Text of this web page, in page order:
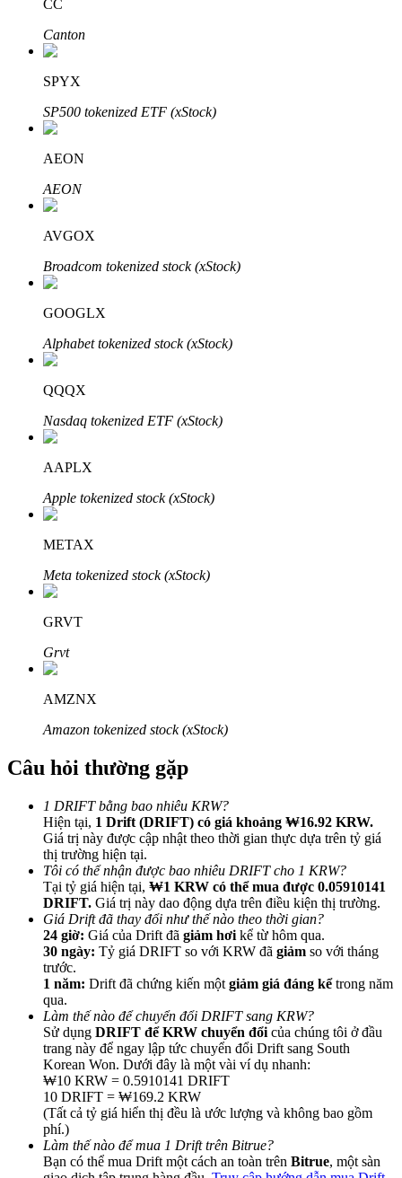
Đầu tư cố định và quản lý tài chính
Tận hưởng việc quản lý tài chính hiện tại và thu nhập lâu dài
Bitrue
Đối tác Bitrue
Đối tác Bitrue
Lên đến 65% hoa hồng!
Giới thiệu
Mời một người bạn để nhận phần thưởng tiền mặt
Deposit CASHCAT & Win
CC
Canton
SPYX
SP500 tokenized ETF (xStock)
AEON
AEON
AVGOX
Broadcom tokenized stock (xStock)
GOOGLX
Alphabet tokenized stock (xStock)
QQQX
Nasdaq tokenized ETF (xStock)
AAPLX
Apple tokenized stock (xStock)
METAX
Meta tokenized stock (xStock)
GRVT
Grvt
AMZNX
Amazon tokenized stock (xStock)
Câu hỏi thường gặp
1 DRIFT bằng bao nhiêu KRW?
Hiện tại, 1 Drift (DRIFT) có giá khoảng ₩16.92 KRW.
Giá trị này được cập nhật theo thời gian thực dựa trên tỷ giá
thị trường hiện tại.
Tôi có thể nhận được bao nhiêu DRIFT cho 1 KRW?
Tại tỷ giá hiện tại, ₩1 KRW có thể mua được 0.05910141
DRIFT. Giá trị này dao động dựa trên điều kiện thị trường.
Giá Drift đã thay đổi như thế nào theo thời gian?
24 giờ: Giá của Drift đã giảm hơi kể từ hôm qua.
30 ngày: Tỷ giá DRIFT so với KRW đã giảm so với tháng
trước.
1 năm: Drift đã chứng kiến một giảm giá đáng kểtrong năm
qua.
Làm thế nào để chuyển đổi DRIFT sang KRW?
Sử dụng DRIFT để KRW chuyển đổi của chúng tôi ở đầu
trang này để ngay lập tức chuyển đổi Drift sang South
Korean Won. Dưới đây là một vài ví dụ nhanh:
₩10 KRW = 0.5910141 DRIFT
10 DRIFT = ₩169.2 KRW
(Tất cả tỷ giá hiển thị đều là ước lượng và không bao gồm
phí.)
Làm thế nào để mua 1 Drift trên Bitrue?
Bạn có thể mua Drift một cách an toàn trên Bitrue, một sàn